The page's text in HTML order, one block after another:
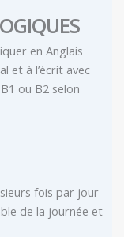
en Anglais
et à l’écrit avec
ou B2 selon
fois par jour
de la journée et